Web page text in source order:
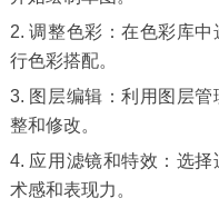
2. 调整色彩：在色彩库
行色彩搭配。
3. 图层编辑：利用图层
整和修改。
4. 应用滤镜和特效：选
术感和表现力。